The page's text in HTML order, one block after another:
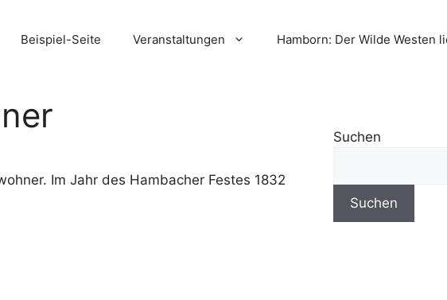
Beispiel-Seite Veranstaltungen Hamborn: Der Wilde Westen
Im Jahr des Hambacher Festes 1832
Suchen
Suchen